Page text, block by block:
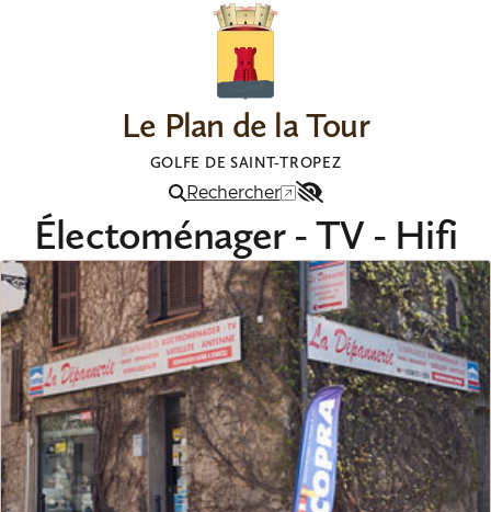
Le Plan de la Tour
GOLFE DE SAINT-TROPEZ
Menu
Rechercher
Accessibilité
Électoménager - TV - Hifi